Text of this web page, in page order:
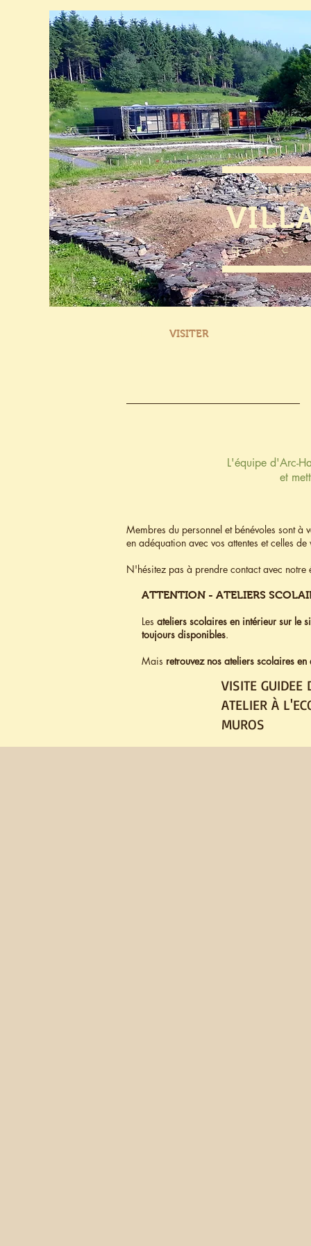
site
VISITER
L'équipe d'Arc-
et
Membres du personnel et bénévoles sont
en adéquation avec vos attentes et celles de
N'hésitez pas à prendre contact avec
ATTENTION - ATELIERS
Les ateliers scolaires en intérieur sur le
toujours disponibles.
Mais retrouveznos ateliers scolaires en
VISITE GUIDEE
ATELIER À
MUROS